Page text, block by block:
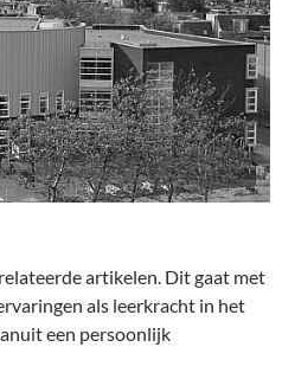
artikelen. Dit gaat met
als leerkracht in het
een persoonlijk